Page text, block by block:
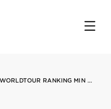
WOMEN S WORLDTOUR RANKING MIN RIDELONDON CLASSIQUE 30072016 LONDON